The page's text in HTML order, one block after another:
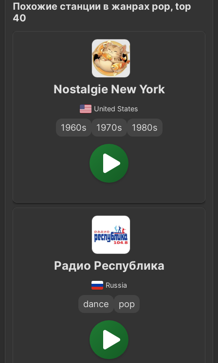
Похожие станции в жанрах pop, top
40
Nostalgie New York
United States
1960s 1970s 1980s
Радио Республика
Russia
dance pop